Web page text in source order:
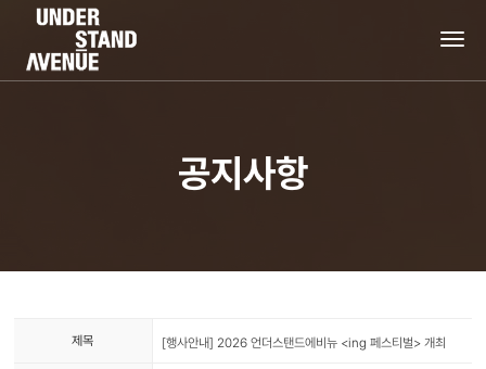
공지사항
제목 [행사안내] 2026 언더스탠드에비뉴 <ing 페스티벌> 개최